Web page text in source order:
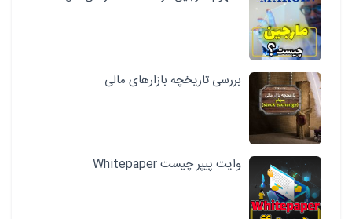
بررسی تاریخچه بازارهای مالی
وایت پیپر چیست Whitepaper